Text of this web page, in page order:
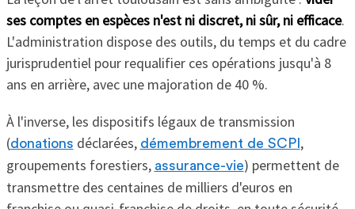
ses comptes en espèces n'est ni discret, ni sûr, ni efficace.
L'administration dispose des outils, du temps et du cadre
jurisprudentiel pour requalifier ces opérations jusqu'à 8
ans en arrière, avec une majoration de 40 %.
À l'inverse, les dispositifs légaux de transmission
(donations déclarées, démembrement de SCPI ,
groupements forestiers, assurance-vie) permettent de
transmettre des centaines de milliers d'euros en